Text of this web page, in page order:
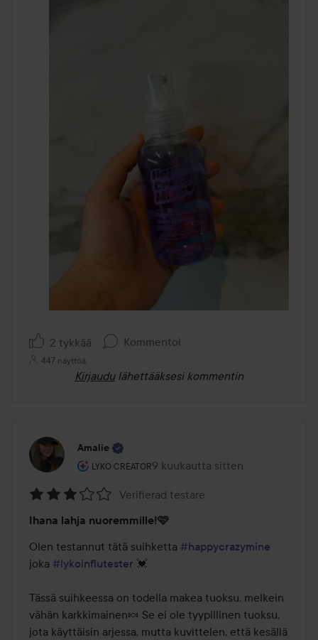
2 tykkää Kommentoi
447 näyttöä
Kirjaudu lähettääksesi kommentin
Amalie
LYKO CREATOR
Käyttäjän rooli: Lyko Creator.
9 kuukautta sitten
Viesti luotiin 9 kuukautta sitten
3
/
5
Verifierad testare
Ihana lahja nuoremmille!🩷
Olen testannut tätä suihketta #happycrazymine
joka #lykoinflutester 💓
Tässä suihkeessa on todella makea tuoksu, melkein
vähän karkkimainen🍬 Se ei ole tyypillinen tuoksu,
jota käyttäisin arjessa, mutta kuvittelen, että kesällä